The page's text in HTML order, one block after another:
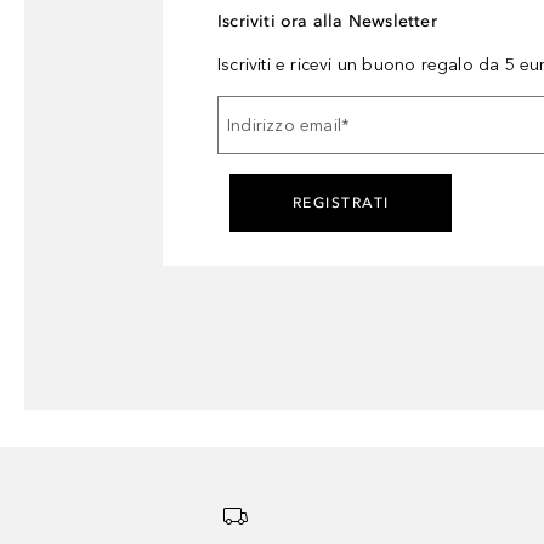
Iscriviti ora alla Newsletter
Iscriviti e ricevi un buono regalo da 5
Indirizzo email *
REGISTRATI